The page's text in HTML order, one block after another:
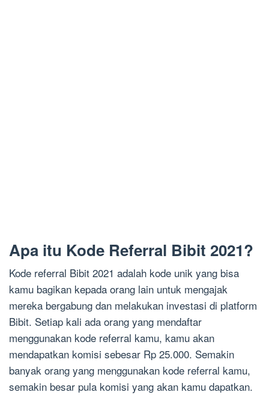
Apa itu Kode Referral Bibit 2021?
Kode referral Bibit 2021 adalah kode unik yang bisa
kamu bagikan kepada orang lain untuk mengajak
mereka bergabung dan melakukan investasi di platform
Bibit. Setiap kali ada orang yang mendaftar
menggunakan kode referral kamu, kamu akan
mendapatkan komisi sebesar Rp 25.000. Semakin
banyak orang yang menggunakan kode referral kamu,
semakin besar pula komisi yang akan kamu dapatkan.